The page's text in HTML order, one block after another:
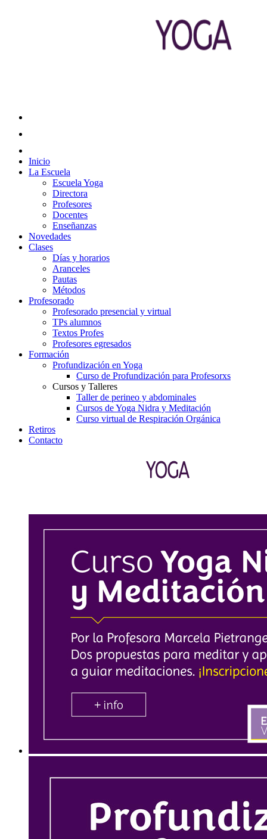
Inicio
La Escuela
Escuela Yoga
Directora
Profesores
Docentes
Enseñanzas
Novedades
Clases
Días y horarios
Aranceles
Pautas
Métodos
Profesorado
Profesorado presencial y virtual
TPs alumnos
Textos Profes
Profesores egresados
Formación
Profundización en Yoga
Curso de Profundización para Profesorxs
Cursos y Talleres
Taller de perineo y abdominales
Cursos de Yoga Nidra y Meditación
Curso virtual de Respiración Orgánica
Retiros
Contacto